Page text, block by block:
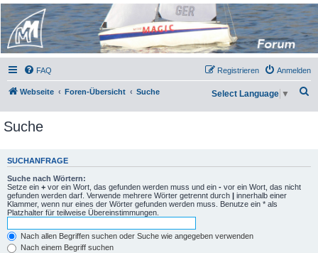
Micro Magic Forum
Deutschland
FAQ Anmelden
Registrieren
Webseite Foren-Übersicht Suche Select Language ▼
Suche
SUCHANFRAGE
Suche nach Wörtern:
Setze ein + vor ein Wort, das gefunden werden muss und ein - vor ein Wort, das nicht
gefunden werden darf. Verwende mehrere Wörter getrennt durch | innerhalb einer
Klammer, wenn nur eines der Wörter gefunden werden muss. Benutze ein * als
Platzhalter für teilweise Übereinstimmungen.
Nach allen Begriffen suchen oder Suche wie angegeben verwenden
Nach einem Begriff suchen